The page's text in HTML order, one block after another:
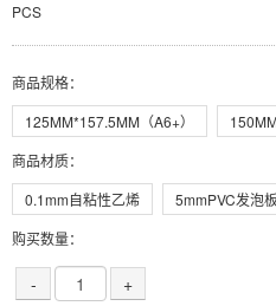
PCS
商品规格：
125MM*157.5MM（A6+）
商品材质：
0.1mm自粘性乙烯
5mmPVC发泡
购买数量：
- +